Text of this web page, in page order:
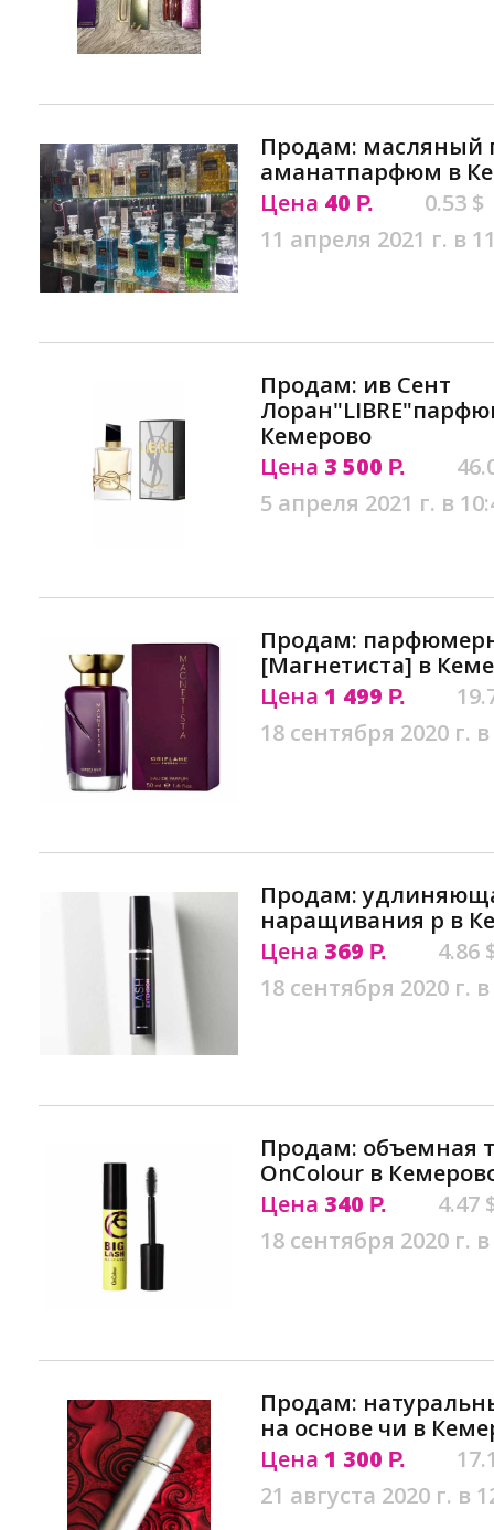
Продам: масляный
аманатпарфюм в
Цена 40 Р.
0.53 $
11 апреля 2021 г. в
Продам: ив Сент
Кемерово
Цена 3 500 Р.
5 апреля 2021 г. в
Продам:
[Магнетиста] в
Цена 1 499 Р.
18 сентября 2020 г.
Продам:
наращивания р в
Цена 369 Р.
4.86
18 сентября 2020 г.
Продам: объемная
OnColour в
Цена 340 Р.
4.47
18 сентября 2020 г.
Продам:
на основе чи в
Цена 1 300 Р.
21 августа 2020 г. в